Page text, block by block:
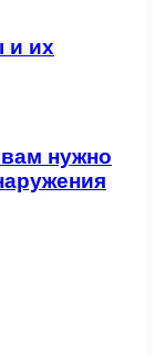
и их
нужно